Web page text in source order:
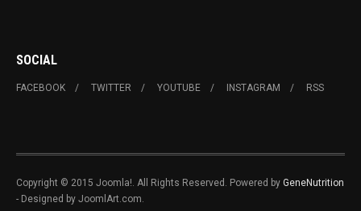
SOCIAL
FACEBOOK TWITTER YOUTUBE INSTAGRAM RSS
Copyright © 2015 Joomla!. All Rights Reserved. Powered by GeneNutrition
- Designed by JoomlArt.com.